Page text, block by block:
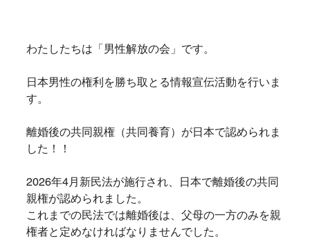
わたしたちは「男性解放の会」です。
日本男性の権利を勝ち取とる情報宣伝活動を行いま
す。
離婚後の共同親権（共同養育）が日本で認められま
した！！
2026年4月新民法が施行され、日本で離婚後の共同
親権が認められました。
これまでの民法では離婚後は、父母の一方のみを親
権者と定めなければなりませんでした。